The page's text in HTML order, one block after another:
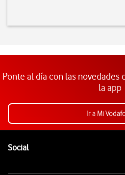
Ponte al día con las
la app
Ir a Mi
SocialEnlaces a las redes sociales